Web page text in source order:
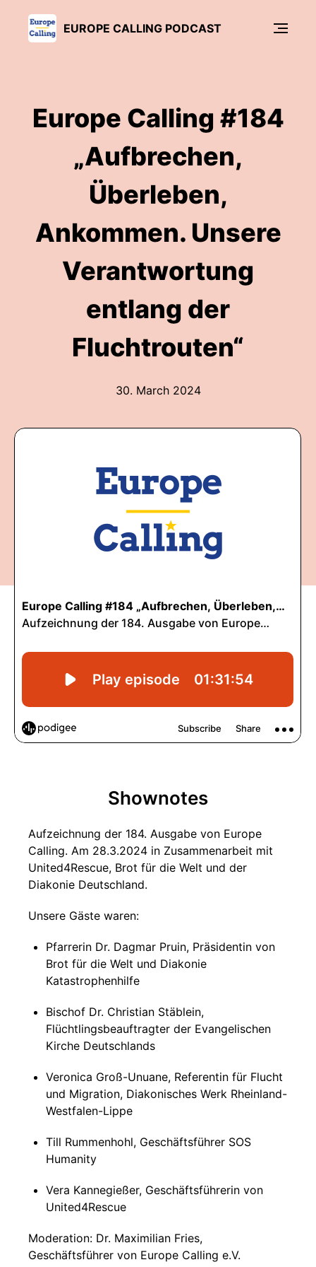
EUROPE CALLING PODCAST
Europe Calling #184
„Aufbrechen,
Überleben,
Ankommen. Unsere
Verantwortung
entlang der
Fluchtrouten“
30. March 2024
Shownotes
Aufzeichnung der 184. Ausgabe von Europe
Calling. Am 28.3.2024 in Zusammenarbeit mit
United4Rescue, Brot für die Welt und der
Diakonie Deutschland.
Unsere Gäste waren:
Pfarrerin Dr. Dagmar Pruin, Präsidentin von
Brot für die Welt und Diakonie
Katastrophenhilfe
Bischof Dr. Christian Stäblein,
Flüchtlingsbeauftragter der Evangelischen
Kirche Deutschlands
Veronica Groß-Unuane, Referentin für Flucht
und Migration, Diakonisches Werk Rheinland-
Westfalen-Lippe
Till Rummenhohl, Geschäftsführer SOS
Humanity
Vera Kannegießer, Geschäftsführerin von
United4Rescue
Moderation: Dr. Maximilian Fries,
Geschäftsführer von Europe Calling e.V.